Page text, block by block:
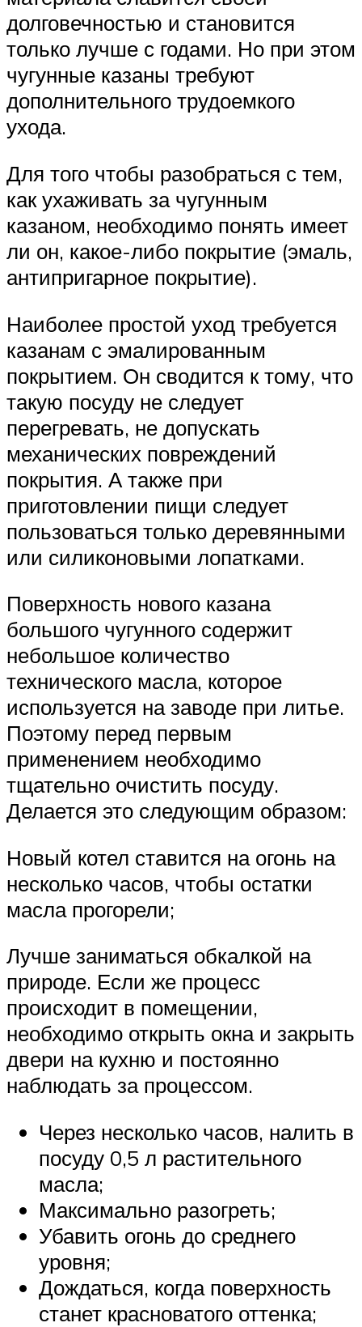
долговечностью и становится
только лучше с годами. Но при этом
чугунные казаны требуют
дополнительного трудоемкого
ухода.
Для того чтобы разобраться с тем,
как ухаживать за чугунным
казаном, необходимо понять имеет
ли он, какое-либо покрытие (эмаль,
антипригарное покрытие).
Наиболее простой уход требуется
казанам с эмалированным
покрытием. Он сводится к тому, что
такую посуду не следует
перегревать, не допускать
механических повреждений
покрытия. А также при
приготовлении пищи следует
пользоваться только деревянными
или силиконовыми лопатками.
Поверхность нового казана
большого чугунного содержит
небольшое количество
технического масла, которое
используется на заводе при литье.
Поэтому перед первым
применением необходимо
тщательно очистить посуду.
Делается это следующим образом:
Новый котел ставится на огонь на
несколько часов, чтобы остатки
масла прогорели;
Лучше заниматься обкалкой на
природе. Если же процесс
происходит в помещении,
необходимо открыть окна и закрыть
двери на кухню и постоянно
наблюдать за процессом.
Через несколько часов, налить в
посуду 0,5 л растительного
масла;
Максимально разогреть;
Убавить огонь до среднего
уровня;
Дождаться, когда поверхность
станет красноватого оттенка;